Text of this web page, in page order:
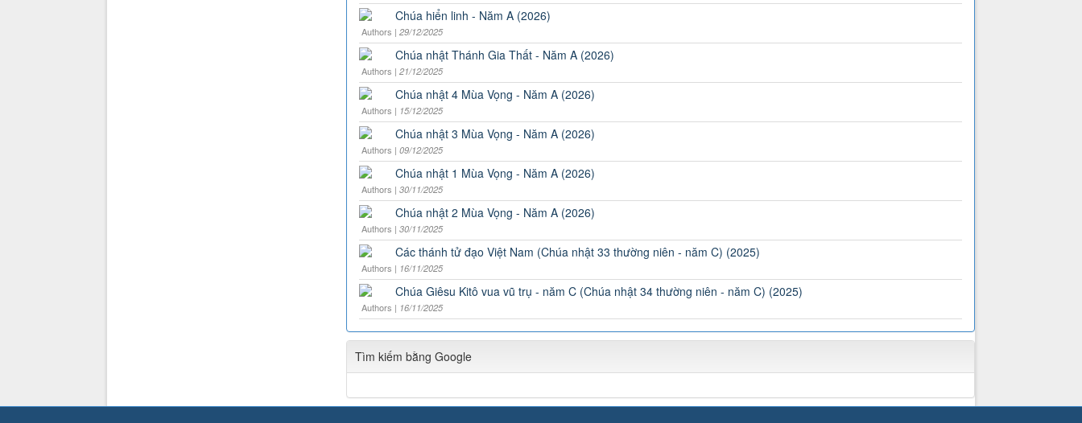
Chúa hiển linh - Năm A (2026)
Authors | 29/12/2025
Chúa nhật Thánh Gia Thất - Năm A (2026)
Authors | 21/12/2025
Chúa nhật 4 Mùa Vọng - Năm A (2026)
Authors | 15/12/2025
Chúa nhật 3 Mùa Vọng - Năm A (2026)
Authors | 09/12/2025
Chúa nhật 1 Mùa Vọng - Năm A (2026)
Authors | 30/11/2025
Chúa nhật 2 Mùa Vọng - Năm A (2026)
Authors | 30/11/2025
Các thánh tử đạo Việt Nam (Chúa nhật 33 thường niên - năm C) (2025)
Authors | 16/11/2025
Chúa Giêsu Kitô vua vũ trụ - năm C (Chúa nhật 34 thường niên - năm C) (2025)
Authors | 16/11/2025
Tìm kiếm bằng Google